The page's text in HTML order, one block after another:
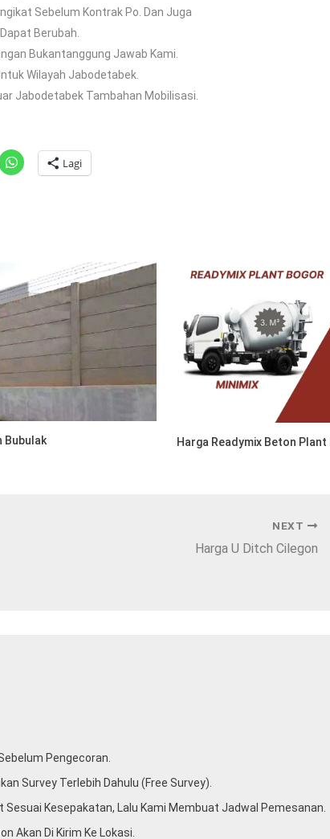
Sebelum Kontrak Po. Dan Juga
Berubah.
Bukantanggung Jawab Kami.
Wilayah Jabodetabek.
Jabodetabek Tambahan Mobilisasi.
Lagi
Bubulak Harga Readymix Beton Plant
NEXT
Harga U Ditch Cilegon
Pengecoran.
Survey Terlebih Dahulu (free Survey).
Sesuai Kesepakatan, Lalu Kami Membuat Jadwal Pemesanan.
Akan Di Kirim Ke Lokasi.